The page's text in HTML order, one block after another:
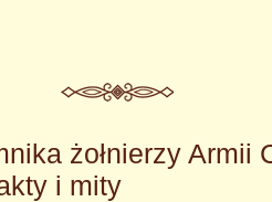
żołnierzy Armii
i mity